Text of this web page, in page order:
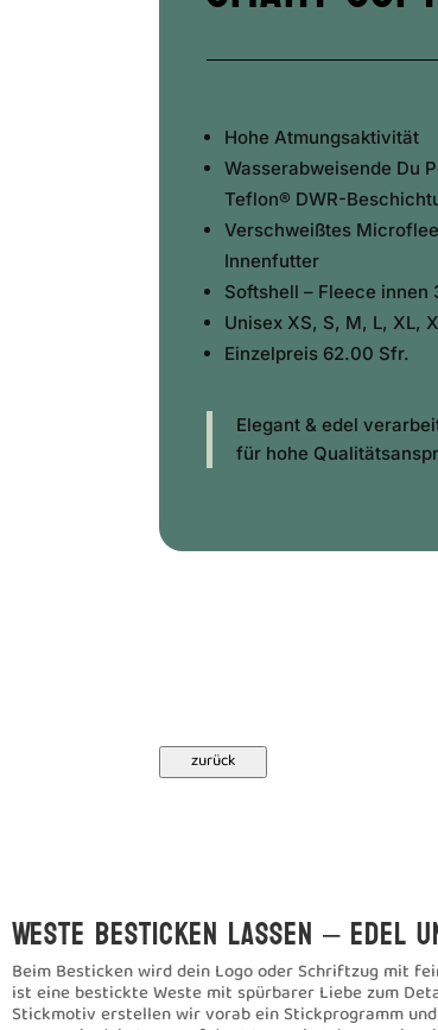
Hohe Atmungsaktivität
Wasserabweisende Du
Teflon® DWR-
Verschweißtes
Innenfutter
Softshell – Fleece innen
Unisex XS, S, M, L, XL,
Einzelpreis 62.00 Sfr.
Elegant & edel
für hohe
zurück
Weste besticken lassen – edel
Beim Besticken wird dein Logo oder Schriftzug mit
ist eine bestickte Weste mit spürbarer Liebe zum
Stickmotiv erstellen wir vorab ein Stickprogramm